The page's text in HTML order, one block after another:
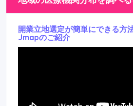
開業立地選定が簡単にできる方法
Jmapのご紹介